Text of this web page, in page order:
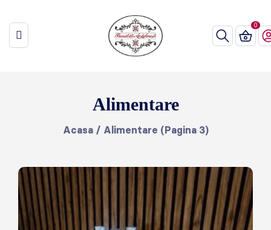
Alimentare
Acasa/ Alimentare (Pagina 3)